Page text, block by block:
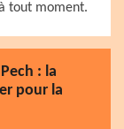
tout moment.
: la
pour la